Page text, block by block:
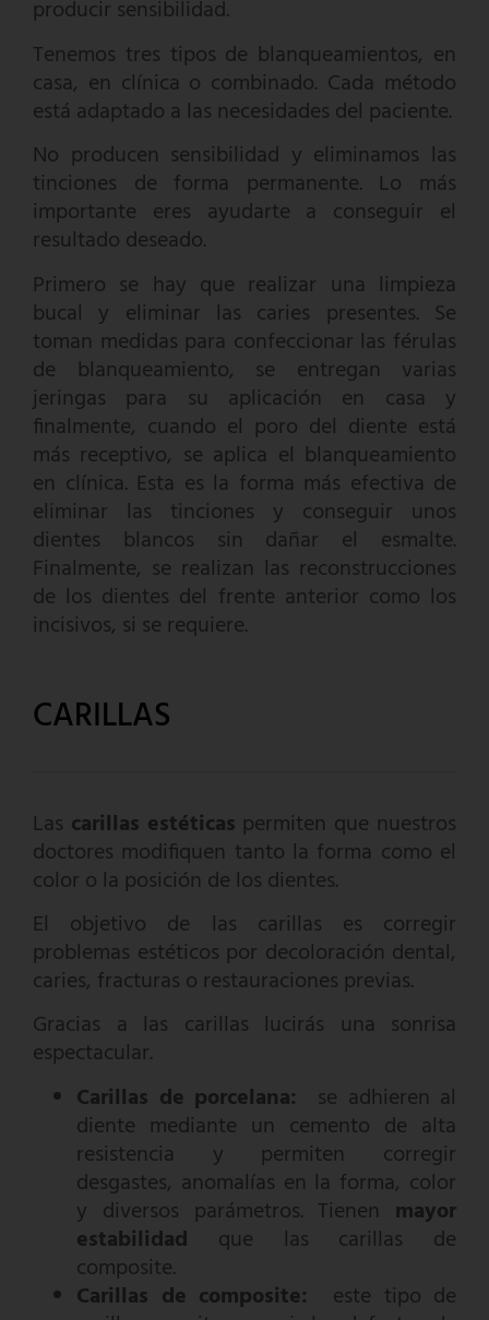
producir sensibilidad.
Tenemos tres tipos de blanqueamientos, en
casa, en clínica o combinado. Cada método
está adaptado a las necesidades del paciente.
No producen sensibilidad y eliminamos las
tinciones de forma permanente. Lo más
importante eres ayudarte a conseguir el
resultado deseado.
Primero se hay que realizar una limpieza
bucal y eliminar las caries presentes. Se
toman medidas para confeccionar las férulas
de blanqueamiento, se entregan varias
jeringas para su aplicación en casa y
finalmente, cuando el poro del diente está
más receptivo, se aplica el blanqueamiento
en clínica. Esta es la forma más efectiva de
eliminar las tinciones y conseguir unos
dientes blancos sin dañar el esmalte.
Finalmente, se realizan las reconstrucciones
de los dientes del frente anterior como los
incisivos, si se requiere.
CARILLAS
Las carillas estéticas permiten que nuestros
doctores modifiquen tanto la forma como el
color o la posición de los dientes.
El objetivo de las carillas es corregir
problemas estéticos por decoloración dental,
caries, fracturas o restauraciones previas.
Gracias a las carillas lucirás una sonrisa
espectacular.
Carillas de porcelana:
se adhieren al
diente mediante un cemento de alta
resistencia y permiten corregir
desgastes, anomalías en la forma, color
y diversos parámetros. Tienen mayor
estabilidad que las carillas de
composite.
Carillas de composite: este tipo de